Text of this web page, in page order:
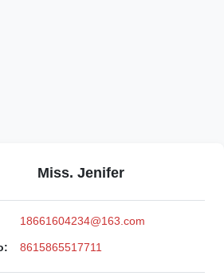
Miss. Jenifer
18661604234@163.com
8615865517711